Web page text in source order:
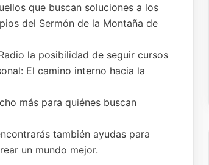
que buscan soluciones a los
del Sermón de la Montaña de
la posibilidad de seguir cursos
El camino interno hacia la
más para quiénes buscan
también ayudas para
un mundo mejor.